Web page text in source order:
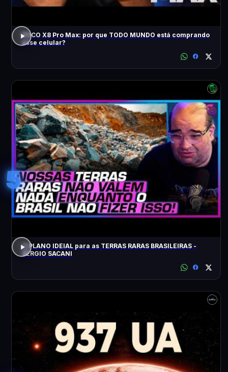
POCO X8 Pro Max: por que TODO MUNDO está comprando
esse celular?
5
O PLANO IDEIAL para as TERRAS RARAS BRASILEIRAS -
SÉRGIO SACANI